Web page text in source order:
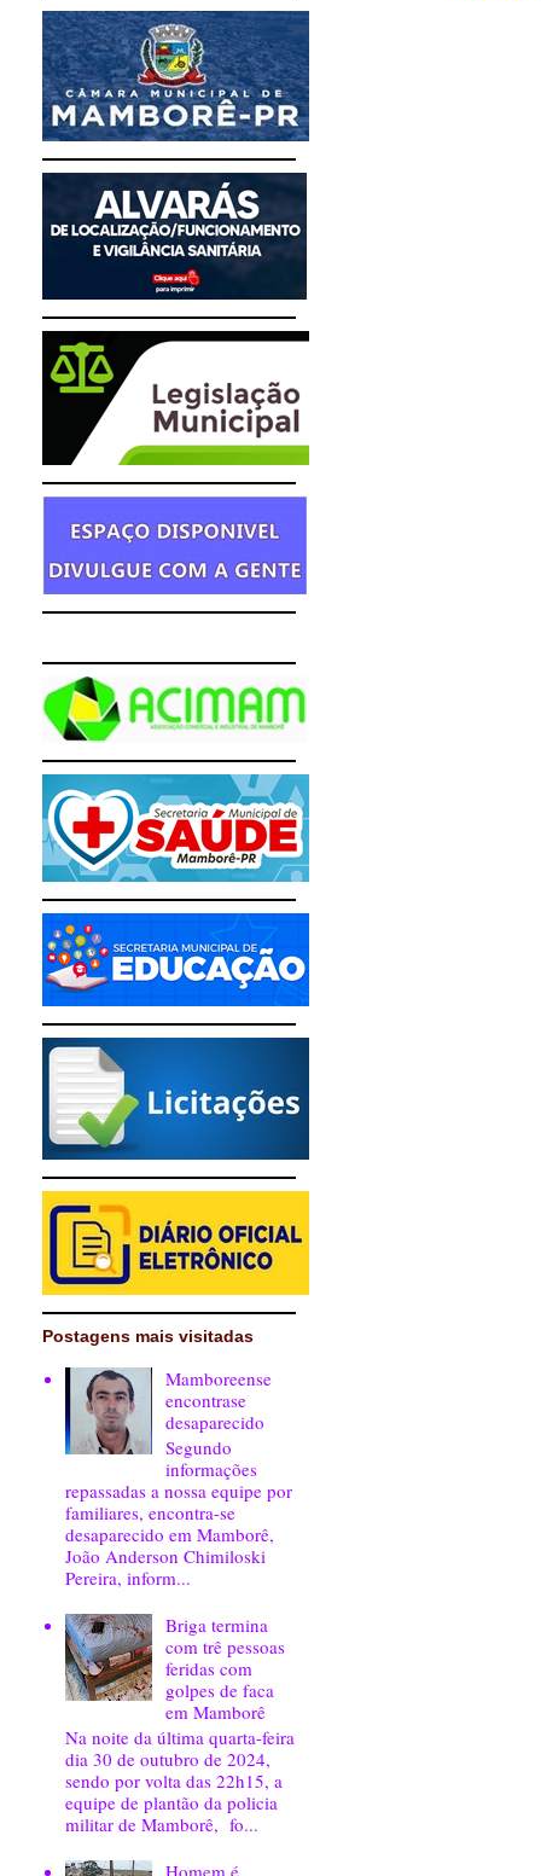
Postagens mais visitadas
Mamboreense
encontrase
desaparecido
Segundo
informações
repassadas a nossa equipe por
familiares, encontra-se
desaparecido em Mamborê,
João Anderson Chimiloski
Pereira, inform...
Briga termina
com trê pessoas
feridas com
golpes de faca
em Mamborê
Na noite da última quarta-feira
dia 30 de outubro de 2024,
sendo por volta das 22h15, a
equipe de plantão da policia
militar de Mamborê, fo...
Homem é